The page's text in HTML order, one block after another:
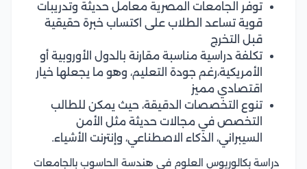
توفر الجامعات المصرية معامل حديثة وتدريبات
قوية تساعد الطلاب على اكتساب خبرة حقيقية
قبل التخرج
تكلفة دراسية مناسبة مقارنة بالدول الأوروبية أو
الأمريكية،رغم جودة التعليم، وهو ما يجعلها خيار
اقتصادي مميز
تنوع التخصصات الدقيقة، حيث يمكن للطالب
التخصص في مجالات حديثة مثل الأمن
السيبراني، الذكاء الاصطناعي، وإنترنت الأشياء.
دراسة بكالوريوس العلوم في هندسة الحاسوب بالجامعات